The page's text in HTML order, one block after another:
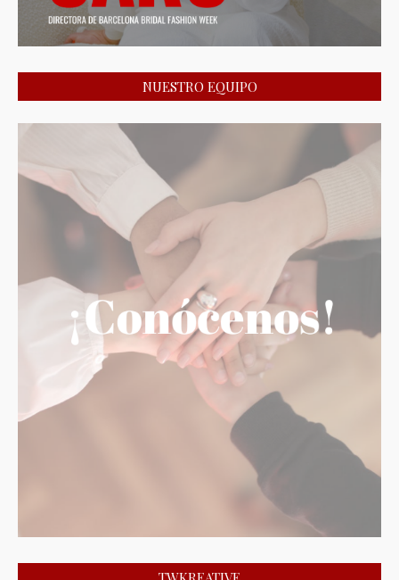
NUESTRO EQUIPO